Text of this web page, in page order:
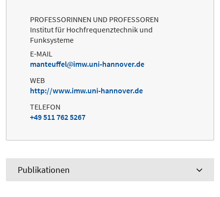
PROFESSORINNEN UND PROFESSOREN
Institut für Hochfrequenztechnik und
Funksysteme
E-MAIL
manteuffel
imw.uni-hannover.de
WEB
http://www.imw.uni-hannover.de
TELEFON
+49 511 762 5267
Publikationen